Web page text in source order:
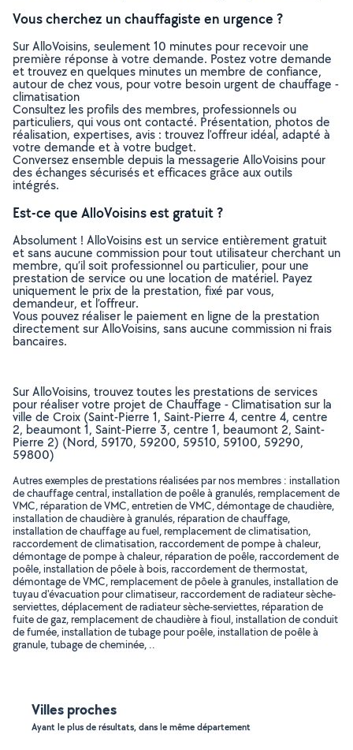
Vous cherchez un chauffagiste en urgence ?
Sur AlloVoisins, seulement 10 minutes pour recevoir une
première réponse à votre demande. Postez votre demande
et trouvez en quelques minutes un membre de confiance,
autour de chez vous, pour votre besoin urgent de chauffage -
climatisation
Consultez les profils des membres, professionnels ou
particuliers, qui vous ont contacté. Présentation, photos de
réalisation, expertises, avis : trouvez l'offreur idéal, adapté à
votre demande et à votre budget.
Conversez ensemble depuis la messagerie AlloVoisins pour
des échanges sécurisés et efficaces grâce aux outils
intégrés.
Est-ce que AlloVoisins est gratuit ?
Absolument ! AlloVoisins est un service entièrement gratuit
et sans aucune commission pour tout utilisateur cherchant un
membre, qu’il soit professionnel ou particulier, pour une
prestation de service ou une location de matériel. Payez
uniquement le prix de la prestation, fixé par vous,
demandeur, et l’offreur.
Vous pouvez réaliser le paiement en ligne de la prestation
directement sur AlloVoisins, sans aucune commission ni frais
bancaires.
Sur AlloVoisins, trouvez toutes les prestations de services
pour réaliser votre projet de Chauffage - Climatisation sur la
ville de Croix (Saint-Pierre 1, Saint-Pierre 4, centre 4, centre
2, beaumont 1, Saint-Pierre 3, centre 1, beaumont 2, Saint-
Pierre 2) (Nord, 59170, 59200, 59510, 59100, 59290,
59800)
Autres exemples de prestations réalisées par nos membres : installation
de chauffage central, installation de poêle à granulés, remplacement de
VMC, réparation de VMC, entretien de VMC, démontage de chaudière,
installation de chaudière à granulés, réparation de chauffage,
installation de chauffage au fuel, remplacement de climatisation,
raccordement de climatisation, raccordement de pompe à chaleur,
démontage de pompe à chaleur, réparation de poêle, raccordement de
poêle, installation de pôele à bois, raccordement de thermostat,
démontage de VMC, remplacement de pôele à granules, installation de
tuyau d'évacuation pour climatiseur, raccordement de radiateur sèche-
serviettes, déplacement de radiateur sèche-serviettes, réparation de
fuite de gaz, remplacement de chaudière à fioul, installation de conduit
de fumée, installation de tubage pour poêle, installation de poêle à
granule, tubage de cheminée, ..
Villes proches
Ayant le plus de résultats, dans le même département